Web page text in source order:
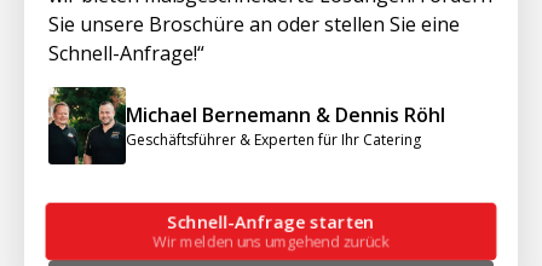
Sie unsere Broschüre an oder stellen Sie eine
Schnell-Anfrage!“
Michael Bernemann & Dennis Röhl
Geschäftsführer & Experten für Ihr Catering
Schnell-Anfrage starten
Wir melden uns umgehend zurück